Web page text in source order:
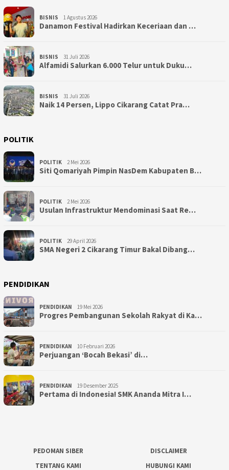
BISNIS 1 Agustus 2026
Danamon Festival Hadirkan Keceriaan dan …
BISNIS 31 Juli 2026
Alfamidi Salurkan 6.000 Telur untuk Duku…
BISNIS 31 Juli 2026
Naik 14 Persen, Lippo Cikarang Catat Pra…
POLITIK
POLITIK 2 Mei 2026
Siti Qomariyah Pimpin NasDem Kabupaten B…
POLITIK 2 Mei 2026
Usulan Infrastruktur Mendominasi Saat Re…
POLITIK 29 April 2026
SMA Negeri 2 Cikarang Timur Bakal Dibang…
PENDIDIKAN
PENDIDIKAN 19 Mei 2026
Progres Pembangunan Sekolah Rakyat di Ka…
PENDIDIKAN 10 Februari 2026
Perjuangan ‘Bocah Bekasi’ di…
PENDIDIKAN 19 Desember 2025
Pertama di Indonesia! SMK Ananda Mitra I…
PEDOMAN SIBER
DISCLAIMER
TENTANG KAMI
HUBUNGI KAMI